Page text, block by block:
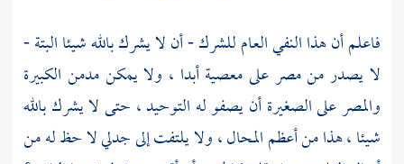
فاعلم أن هذا النفي العام للشرك - أن لا يشرك بالله شيئا البتة -
لا يصدر من مصر على معصية أبدا ، ولا يمكن مدمن الكبيرة
والمصر على الصغيرة أن يصفو له التوحيد ، حتى لا يشرك بالله
شيئا ، هذا من أعظم المحال ، ولا يلتفت إلى جدلي لا حظ له من